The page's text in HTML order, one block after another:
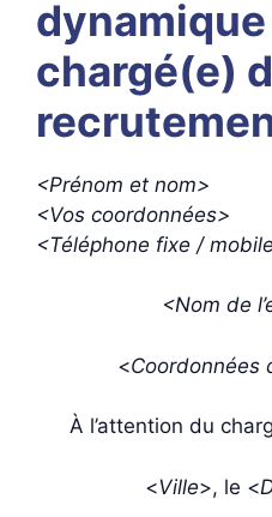
chargé(e)
<Prénom et nom>
<Vos coordonnées>
<Téléphone fixe /
<Nom de
<Coordonnées
À l’attention du
<Ville>, le <